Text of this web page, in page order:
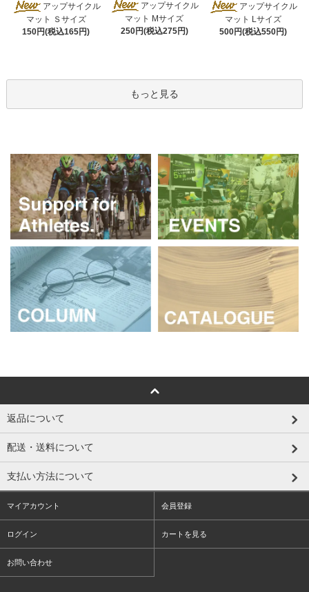
アップサイクル
マット Ｓサイズ
150円(税込165円)
アップサイクル
マット Mサイズ
250円(税込275円)
アップサイクル
マット Lサイズ
500円(税込550円)
もっと見る
返品について
配送・送料について
支払い方法について
マイアカウント 会員登録
ログイン カートを見る
お問い合わせ